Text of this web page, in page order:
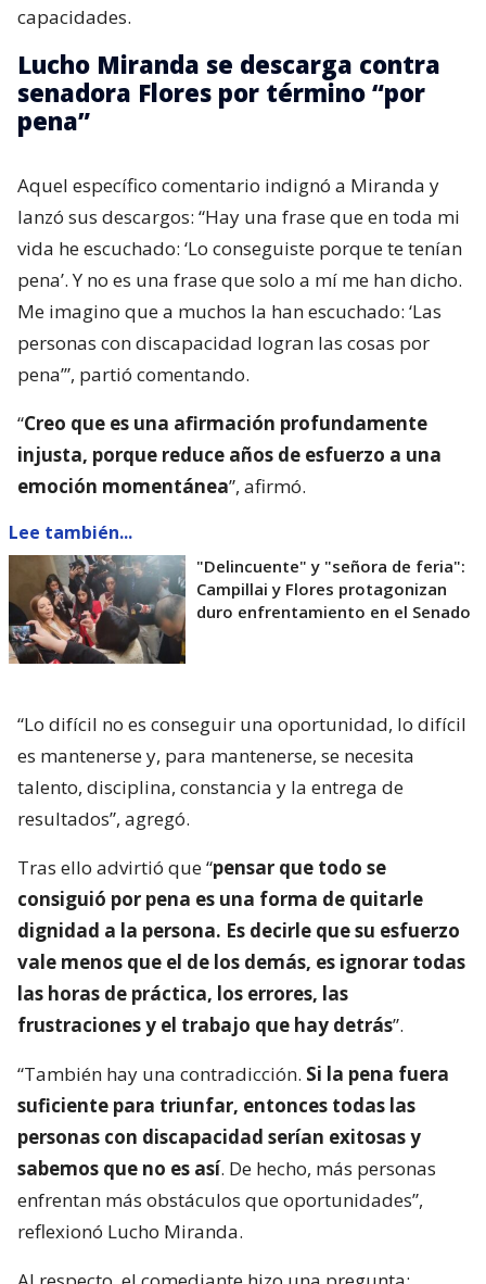
capacidades.
Lucho Miranda se descarga contra
senadora Flores por término “por
pena”
Aquel específico comentario indignó a Miranda y
lanzó sus descargos: “Hay una frase que en toda mi
vida he escuchado: ‘Lo conseguiste porque te tenían
pena’. Y no es una frase que solo a mí me han dicho.
Me imagino que a muchos la han escuchado: ‘Las
personas con discapacidad logran las cosas por
pena’”, partió comentando.
“Creo que es una afirmación profundamente
injusta, porque reduce años de esfuerzo a una
emoción momentánea”, afirmó.
Lee también...
"Delincuente" y "señora de feria":
Campillai y Flores protagonizan
duro enfrentamiento en el Senado
“Lo difícil no es conseguir una oportunidad, lo difícil
es mantenerse y, para mantenerse, se necesita
talento, disciplina, constancia y la entrega de
resultados”, agregó.
Tras ello advirtió que “pensar que todo se
consiguió por pena es una forma de quitarle
dignidad a la persona. Es decirle que su esfuerzo
vale menos que el de los demás, es ignorar todas
las horas de práctica, los errores, las
frustraciones y el trabajo que hay detrás”.
“También hay una contradicción. Si la pena fuera
suficiente para triunfar, entonces todas las
personas con discapacidad serían exitosas y
sabemos que no es así. De hecho, más personas
enfrentan más obstáculos que oportunidades”,
reflexionó Lucho Miranda.